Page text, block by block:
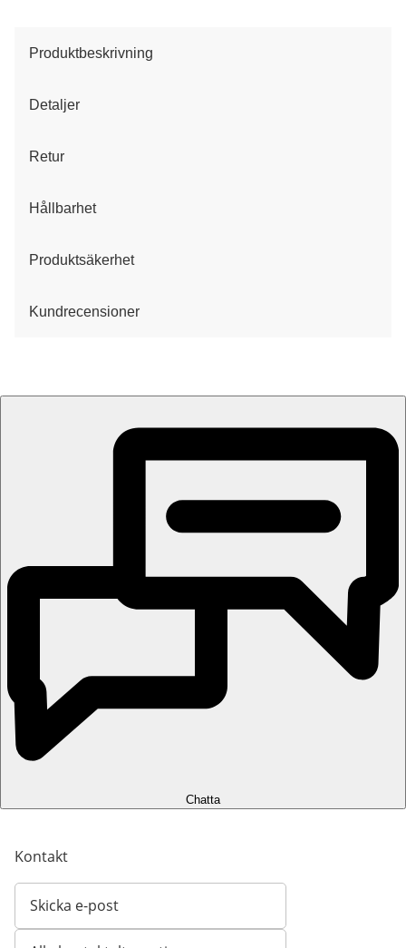
Produktbeskrivning
Detaljer
Retur
Hållbarhet
Produktsäkerhet
Kundrecensioner
Chatta
Kontakt
Skicka e-post
Öppnar e-postklient